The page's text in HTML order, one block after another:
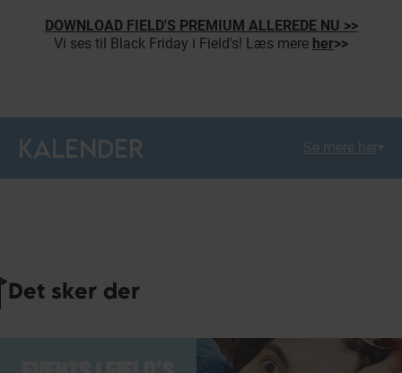
DOWNLOAD FIELD'S PREMIUM ALLEREDE NU >>
Vi ses til Black Friday i Field's! Læs mere her>>
KALENDER Se mere her
Det sker der